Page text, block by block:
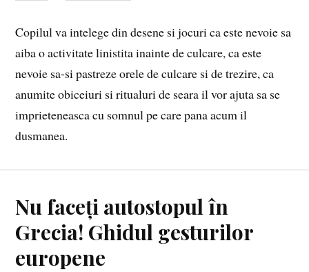
Copilul va intelege din desene si jocuri ca este nevoie sa
aiba o activitate linistita inainte de culcare, ca este
nevoie sa-si pastreze orele de culcare si de trezire, ca
anumite obiceiuri si ritualuri de seara il vor ajuta sa se
imprieteneasca cu somnul pe care pana acum il
dusmanea.
Nu faceți autostopul în
Grecia! Ghidul gesturilor
europene